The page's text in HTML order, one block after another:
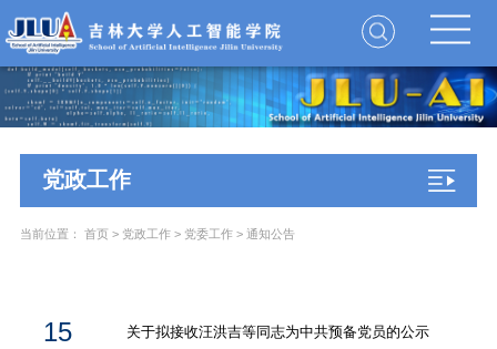
党政工作
当前位置： 首页 > 党政工作> 党委工作> 通知公告
15 关于拟接收汪洪吉等同志为中共预备党员的公示